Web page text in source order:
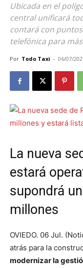
Ubicada en el
central unificará
contará con
telefónica para
Por Todo Taxi - 06/07/
La nueva
estará
supondrá
millones
OVIEDO. 06 Jul.
atrás para la
modernizar la